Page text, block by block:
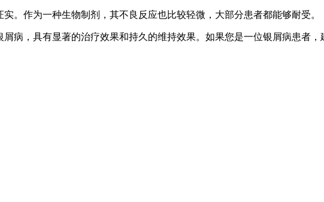
。作为一种生物制剂，其不良反应也比较轻微，大部分患者都能够耐受。
病，具有显著的治疗效果和持久的维持效果。如果您是一位银屑病患者